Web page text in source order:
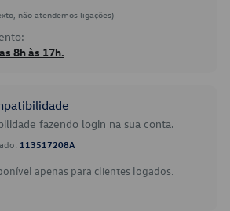
não atendemos ligações)
8h às 17h.
fazendo login na sua conta.
113517208A
apenas para clientes logados.